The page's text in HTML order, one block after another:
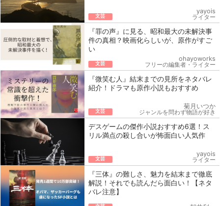
文芸
yayois
ライター
『罪の声』に見る、昭和最大の未解決事
件の真相？映画化らしいが、原作がすご
い
文芸
ohayoworks
フリーの編集者・ライター
『微笑む人』結末までの見所をネタバレ
紹介！ドラマも原作小説もおすすめ
文芸
菊月いつか
ジャンルを問わず物語が好き
デスゲームの傑作小説おすすめ6選！ス
リル満点の殺し合いが怖面白い人気作
文芸
yayois
ライター
『三体』の難しさ、魅力を結末まで徹底
解説！それでも読んだら面白い！【ネタ
バレ注意】